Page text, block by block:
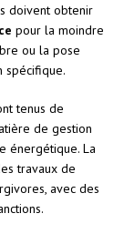
doivent obtenir
pour la moindre
ou la pose
spécifique.
tenus de
de gestion
énergétique. La
travaux de
avec des